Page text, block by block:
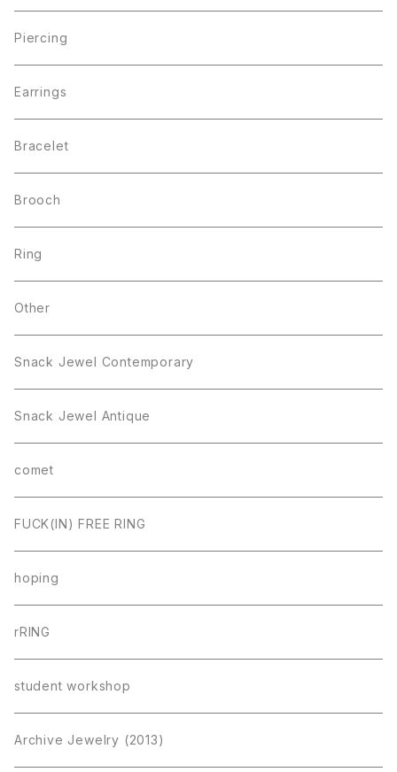
Piercing
Earrings
Bracelet
Brooch
Ring
Other
Snack Jewel Contemporary
Snack Jewel Antique
comet
FUCK(IN) FREE RING
hoping
rRING
student workshop
Archive Jewelry (2013)